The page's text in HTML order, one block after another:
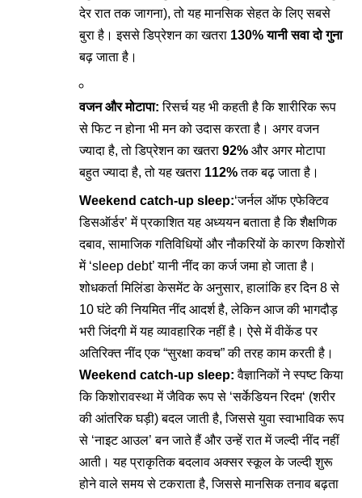
देर रात तक जागना), तो यह मानसिक सेहत के लिए सबसे
बुरा है। इससे डिप्रेशन का खतरा 130% यानी सवा दो गुना
बढ़ जाता है।
वजन और मोटापा: रिसर्च यह भी कहती है कि शारीरिक रूप
से फिट न होना भी मन को उदास करता है। अगर वजन
ज्यादा है, तो डिप्रेशन का खतरा 92% और अगर मोटापा
बहुत ज्यादा है, तो यह खतरा 112%तक बढ़ जाता है।
Weekend catch-up sleep:‘जर्नल ऑफ एफेक्टिव
डिसऑर्डर’ में प्रकाशित यह अध्ययन बताता है कि शैक्षणिक
दबाव, सामाजिक गतिविधियों और नौकरियों के कारण किशोरों
में ‘sleep debt’ यानी नींद का कर्ज जमा हो जाता है।
शोधकर्ता मिलिंडा केसमेंटके अनुसार, हालांकि हर दिन 8 से
10 घंटे की नियमित नींद आदर्श है, लेकिन आज की भागदौड़
भरी जिंदगी में यह व्यावहारिक नहीं है। ऐसे में वीकेंड पर
अतिरिक्त नींद एक “सुरक्षा कवच” की तरह काम करती है।
Weekend catch-up sleep:वैज्ञानिकों ने स्पष्ट किया
कि किशोरावस्था में जैविक रूप से ‘सर्केडियन रिदम‘ (शरीर
की आंतरिक घड़ी) बदल जाती है, जिससे युवा स्वाभाविक रूप
से ‘नाइट आउल’ बन जाते हैं और उन्हें रात में जल्दी नींद नहीं
आती। यह प्राकृतिक बदलाव अक्सर स्कूल के जल्दी शुरू
होने वाले समय से टकराता है, जिससे मानसिक तनाव बढ़ता